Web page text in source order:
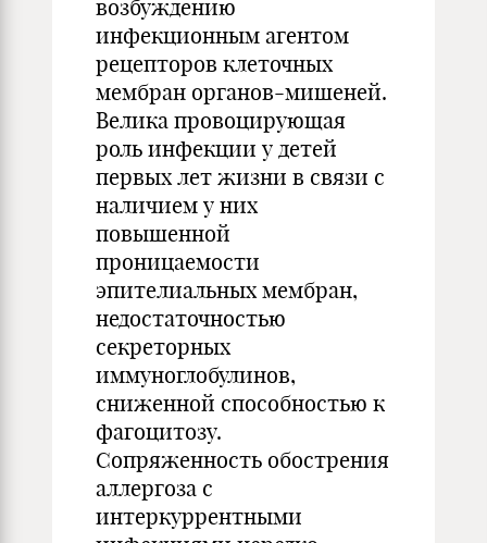
возбуждению
инфекционным агентом
рецепторов клеточных
мембран органов-мишеней.
Велика провоцирующая
роль инфекции у детей
первых лет жизни в связи с
наличием у них
повышенной
проницаемости
эпителиальных мембран,
недостаточностью
секреторных
иммуноглобулинов,
сниженной способностью к
фагоцитозу.
Сопряженность обострения
аллергоза с
интеркуррентными